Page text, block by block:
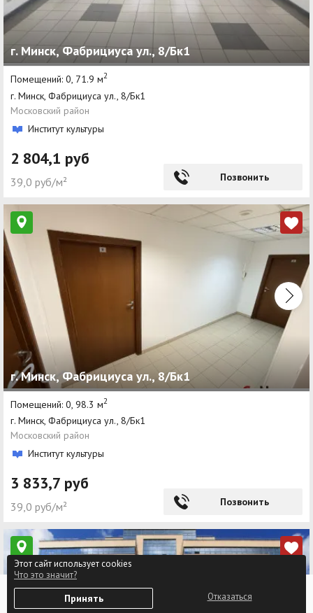
г. Минск, Фабрициуса ул., 8/Бк1
Помещений: 0, 71.9 м2
г. Минск, Фабрициуса ул., 8/Бк1
Московский район
Институт культуры
2 804,1 руб
39,0 руб/м² Позвонить
г. Минск, Фабрициуса ул., 8/Бк1
Помещений: 0, 98.3 м2
г. Минск, Фабрициуса ул., 8/Бк1
Московский район
Институт культуры
3 833,7 руб
39,0 руб/м² Позвонить
Избранное Войти
Этот сайт использует cookies
Что это значит?
Принять Отказаться